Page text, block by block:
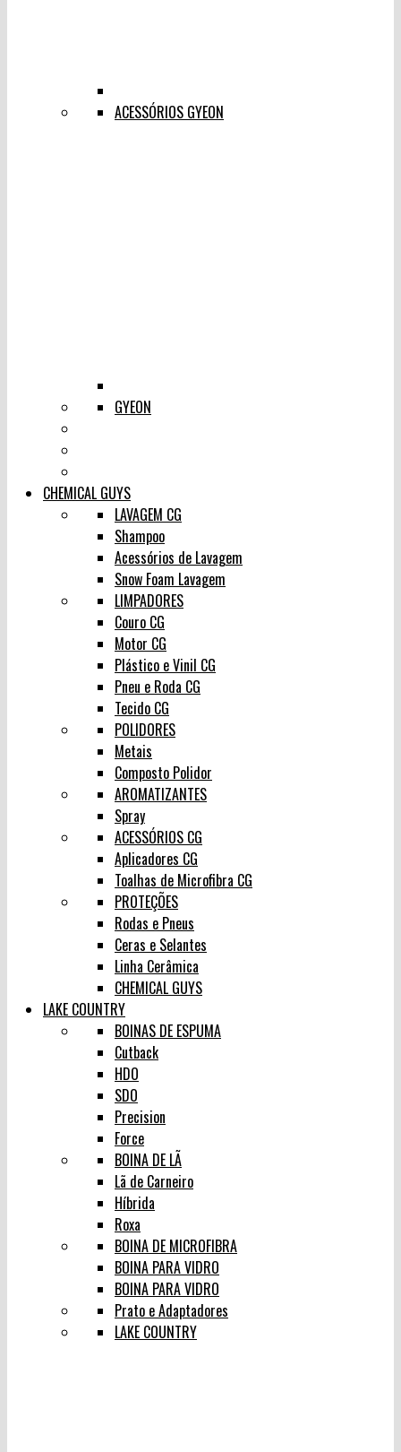
ACESSÓRIOS GYEON
GYEON
CHEMICAL GUYS
LAVAGEM CG
Shampoo
Acessórios de Lavagem
Snow Foam Lavagem
LIMPADORES
Couro CG
Motor CG
Plástico e Vinil CG
Pneu e Roda CG
Tecido CG
POLIDORES
Metais
Composto Polidor
AROMATIZANTES
Spray
ACESSÓRIOS CG
Aplicadores CG
Toalhas de Microfibra CG
PROTEÇÕES
Rodas e Pneus
Ceras e Selantes
Linha Cerâmica
CHEMICAL GUYS
LAKE COUNTRY
BOINAS DE ESPUMA
Cutback
HDO
SDO
Precision
Force
BOINA DE LÃ
Lã de Carneiro
Híbrida
Roxa
BOINA DE MICROFIBRA
BOINA PARA VIDRO
BOINA PARA VIDRO
Prato e Adaptadores
LAKE COUNTRY